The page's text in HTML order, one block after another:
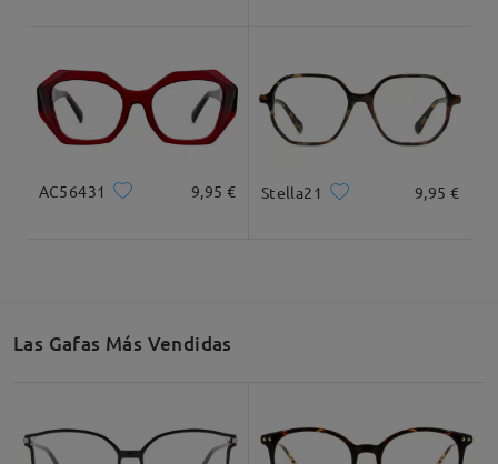
AC56431 9,95 € Stella21 9,95 €
Las Gafas Más Vendidas